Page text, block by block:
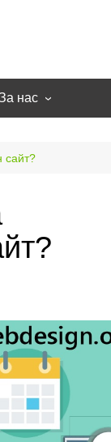
нас
Контакти
сайт?